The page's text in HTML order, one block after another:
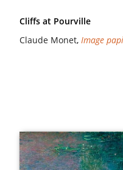
Cliffs at Pourville
Claude Monet, Image